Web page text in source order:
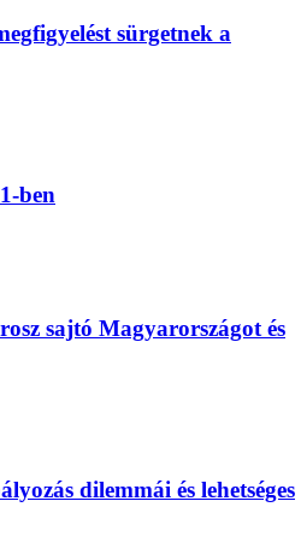
sürgetnek a
ben
sajtó Magyarországot és
dilemmái és lehetséges